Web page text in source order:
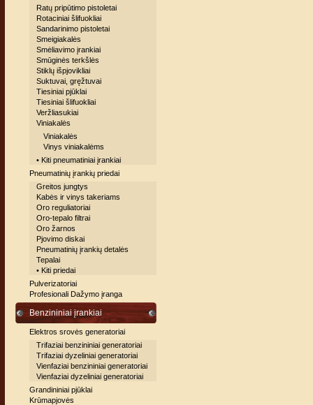
Ratų pripūtimo pistoletai
Rotaciniai šlifuokliai
Sandarinimo pistoletai
Smeigiakalės
Smėliavimo įrankiai
Smūginės terkšlės
Stiklų išpjovikliai
Suktuvai, gręžtuvai
Tiesiniai pjūklai
Tiesiniai šlifuokliai
Veržliasukiai
Viniakalės
Viniakalės
Vinys viniakalėms
• Kiti pneumatiniai įrankiai
Pneumatinių įrankių priedai
Greitos jungtys
Kabės ir vinys takeriams
Oro reguliatoriai
Oro-tepalo filtrai
Oro žarnos
Pjovimo diskai
Pneumatinių įrankių detalės
Tepalai
• Kiti priedai
Pulverizatoriai
Profesionali Dažymo įranga
Benzininiai įrankiai
Elektros srovės generatoriai
Trifaziai benzininiai generatoriai
Trifaziai dyzeliniai generatoriai
Vienfaziai benzininiai generatoriai
Vienfaziai dyzeliniai generatoriai
Grandininiai pjūklai
Krūmapjovės